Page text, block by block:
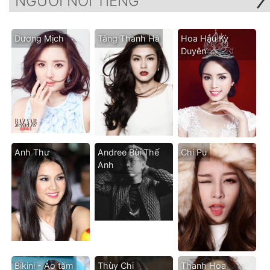
Dương Mịch Tăng Thanh Hà
Hoa Hậu Kỳ
Duyên
Anh Thư
Andree Bùi Thế
Anh
Chi Pu
Bikini - Áo tăm Thùy Chi Thanh Hoa